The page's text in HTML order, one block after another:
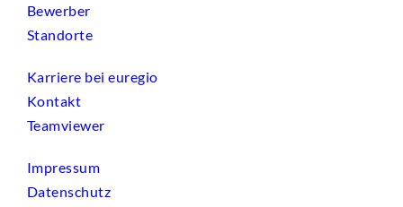
Bewerber
Standorte
Karriere bei euregio
Kontakt
Teamviewer
Impressum
Datenschutz